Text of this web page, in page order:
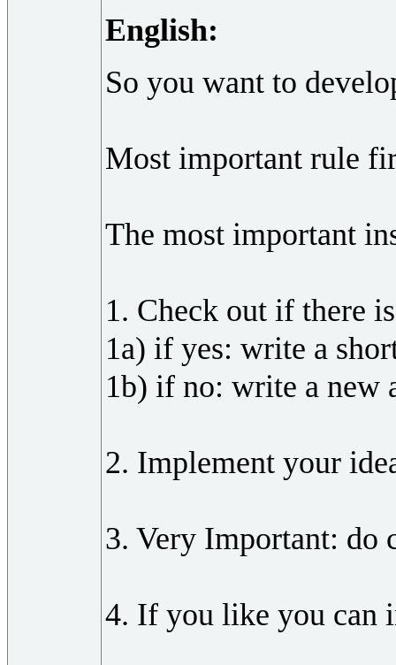
English:
So you want to
Most important rule
The most important
1. Check out if there
1a) if yes: write a
1b) if no: write a new
2. Implement your
3. Very Important: do
4. If you like you can